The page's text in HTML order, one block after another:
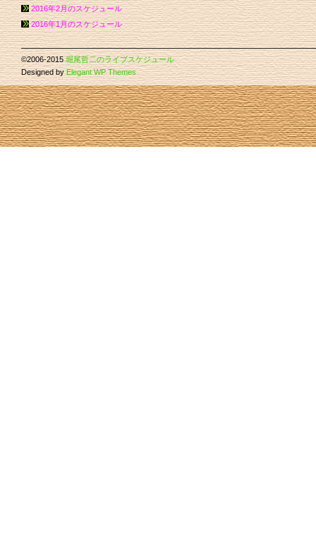
2016年2月のスケジュール
2016年1月のスケジュール
©2006-2015堀尾哲二のライブスケジュール
Designed byElegant WP Themes